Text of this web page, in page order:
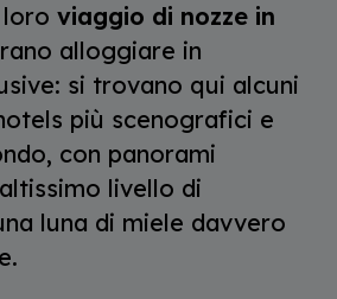
viaggio di nozze in
alloggiare in
si trovano qui alcuni
più scenografici e
con panorami
livello di
luna di miele davvero